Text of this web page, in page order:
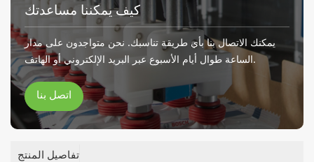
كيف يمكننا مساعدتك
يمكنك الاتصال بنا بأي طريقة تناسبك. نحن متواجدون على مدار
الساعة طوال أيام الأسبوع عبر البريد الإلكتروني أو الهاتف.
اتصل بنا
تفاصيل المنتج